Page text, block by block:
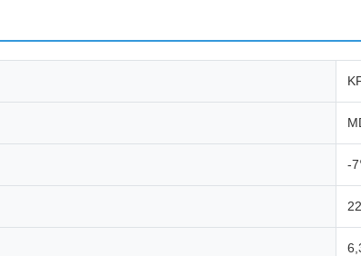
-